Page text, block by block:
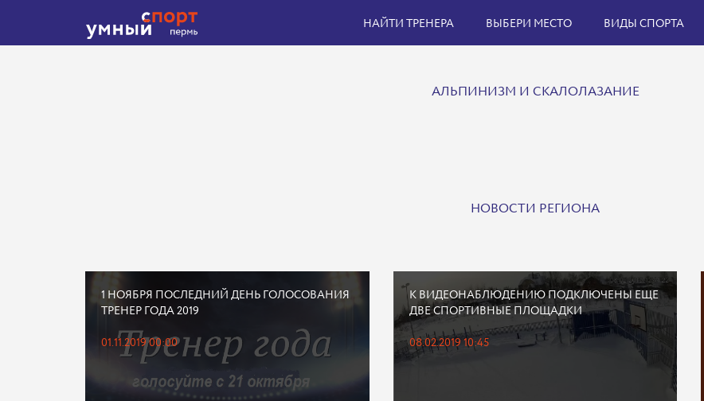
НАЙТИ ТРЕНЕРА ВЫБЕРИ МЕСТО ВИДЫ СПОРТА
АЛЬПИНИЗМ И СКАЛОЛАЗАНИЕ
НОВОСТИ РЕГИОНА
1 НОЯБРЯ ПОСЛЕДНИЙ ДЕНЬ ГОЛОСОВАНИЯ
ТРЕНЕР ГОДА 2019
01.11.2019 00:00
К ВИДЕОНАБЛЮДЕНИЮ ПОДКЛЮЧЕНЫ ЕЩЕ
ДВЕ СПОРТИВНЫЕ ПЛОЩАДКИ
08.02.2019 10:45